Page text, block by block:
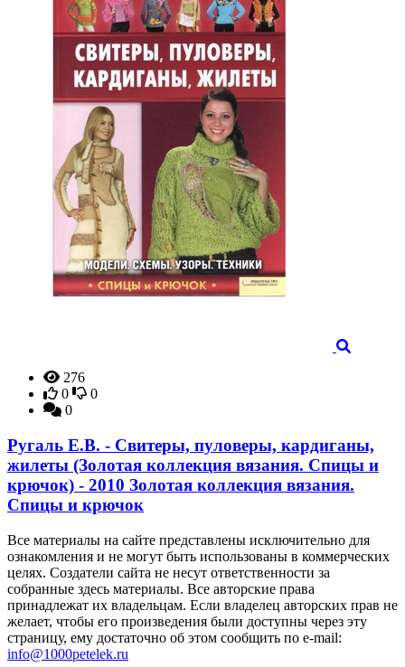
276
0
0
0
Ругаль Е.В. - Свитеры, пуловеры, кардиганы,
жилеты (Золотая коллекция вязания. Спицы и
крючок) - 2010 Золотая коллекция вязания.
Спицы и крючок
Все материалы на сайте представлены исключительно для
ознакомления и не могут быть использованы в коммерческих
целях. Создатели сайта не несут ответственности за
собранные здесь материалы. Все авторские права
принадлежат их владельцам. Если владелец авторских прав не
желает, чтобы его произведения были доступны через эту
страницу, ему достаточно об этом сообщить по e-mail:
info@1000petelek.ru